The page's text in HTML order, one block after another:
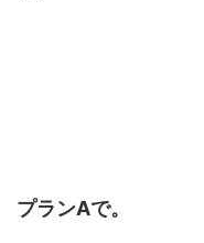
プランAで。